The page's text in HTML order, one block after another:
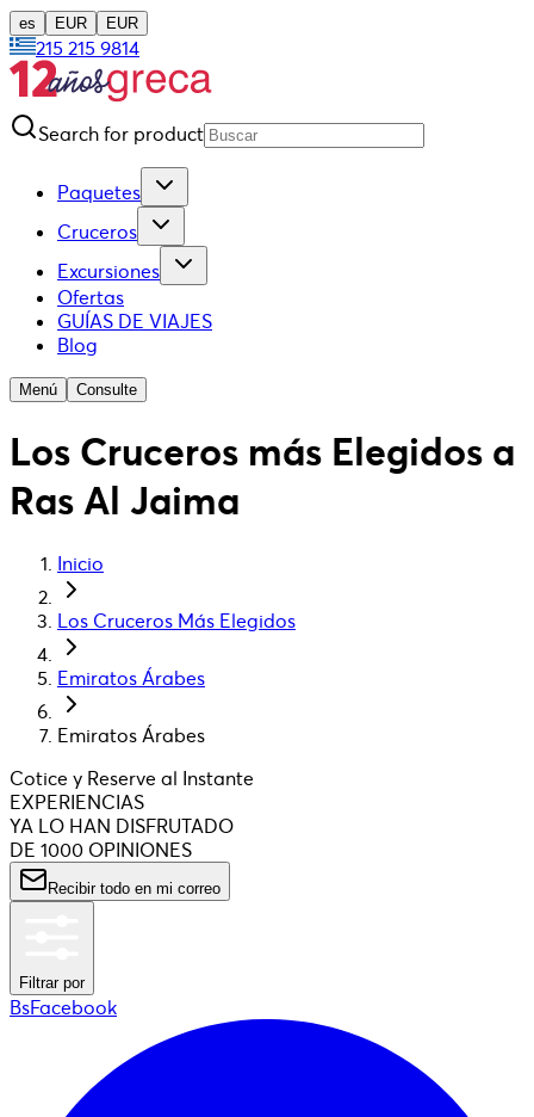
es EUR EUR
215 215 9814
Search for product
Paquetes
Cruceros
Excursiones
Ofertas
GUÍAS DE VIAJES
Blog
Menú Consulte
Los Cruceros más Elegidos a
Ras Al Jaima
Inicio
Los Cruceros Más Elegidos
Emiratos Árabes
Emiratos Árabes
Cotice y Reserve al Instante
EXPERIENCIAS
YA LO HAN DISFRUTADO
DE 1000 OPINIONES
Recibir todo en mi correo
Filtrar por
BsFacebook